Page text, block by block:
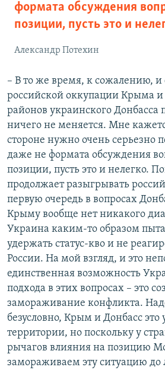
формата обсуждения
позиции, пусть это и
Александр Потехин
– В то же время, к сожалению, и
российской оккупации Крыма и
районов украинского
ничего не меняется. Мне
стороне нужно очень серьезно
даже не формата обсуждения
позиции, пусть это и нелегко.
продолжает разыгрывать
первую очередь в вопросах
Крыму вообще нет никакого
Украина каким-то образом
удержать статус-кво и не
России. На мой взгляд, и это
единственная возможность
подхода в этих вопросах – это
замораживание конфликта.
безусловно, Крым и Донбасс это
территории, но поскольку у
рычагов влияния на позицию
замораживаем эту ситуацию